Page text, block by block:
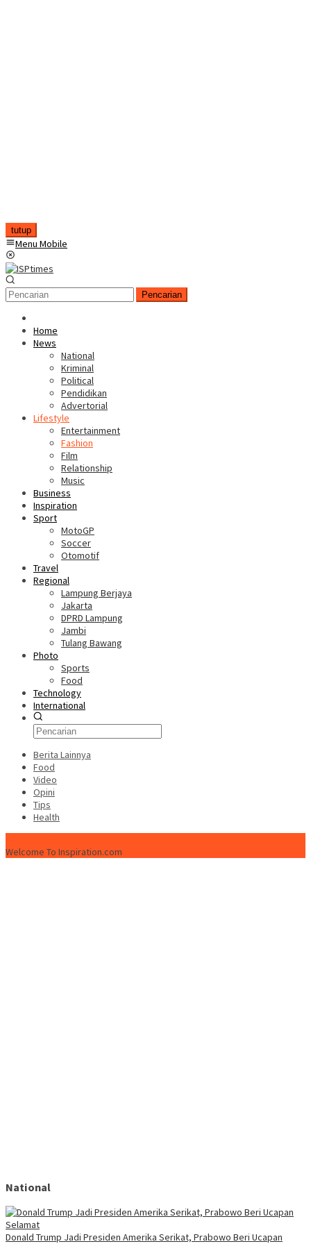
tutup
Menu Mobile
Pencarian
Home
News
National
Kriminal
Political
Pendidikan
Advertorial
Lifestyle
Entertainment
Fashion
Film
Relationship
Music
Business
Inspiration
Sport
MotoGP
Soccer
Otomotif
Travel
Regional
Lampung Berjaya
Jakarta
DPRD Lampung
Jambi
Tulang Bawang
Photo
Sports
Food
Technology
International
Berita Lainnya
Food
Video
Opini
Tips
Health
Welcome To Inspiration.com
National
Donald Trump Jadi Presiden Amerika Serikat, Prabowo Beri Ucapan